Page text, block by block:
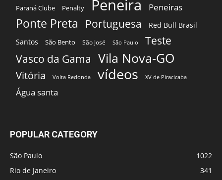
Paraná Clube Penalty Peneira Peneiras
Ponte Preta Portuguesa
Red Bull Brasil
Santos
São Bento São José São Paulo Teste
Vasco da Gama Vila Nova-GO
Vitória Volta Redonda vídeos XV de Piracicaba
Água santa
POPULAR CATEGORY
São Paulo
1022
Rio de Janeiro
341